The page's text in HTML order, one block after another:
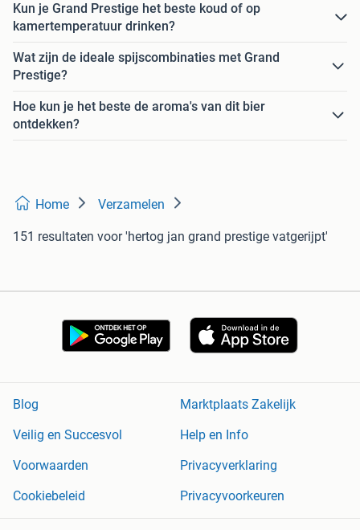
Kun je Grand Prestige het beste koud of op
kamertemperatuur drinken?
Wat zijn de ideale spijscombinaties met Grand
Prestige?
Hoe kun je het beste de aroma's van dit bier
ontdekken?
Home Verzamelen
151 resultaten voor 'hertog jan grand prestige vatgerijpt'
Blog
Marktplaats Zakelijk
Veilig en Succesvol
Help en Info
Voorwaarden
Privacyverklaring
Cookiebeleid
Privacyvoorkeuren